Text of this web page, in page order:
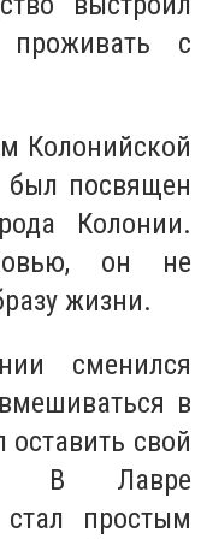
с
Колонийской
был посвящен
Колонии.
он не
жизни.
сменился
в
свой
В Лавре
простым